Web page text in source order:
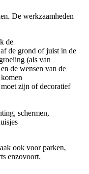
De werkzaamheden
de
de grond of juist in de
(als van
de wensen van de
zijn of decoratief
schermen,
ook voor parken,
enzovoort.